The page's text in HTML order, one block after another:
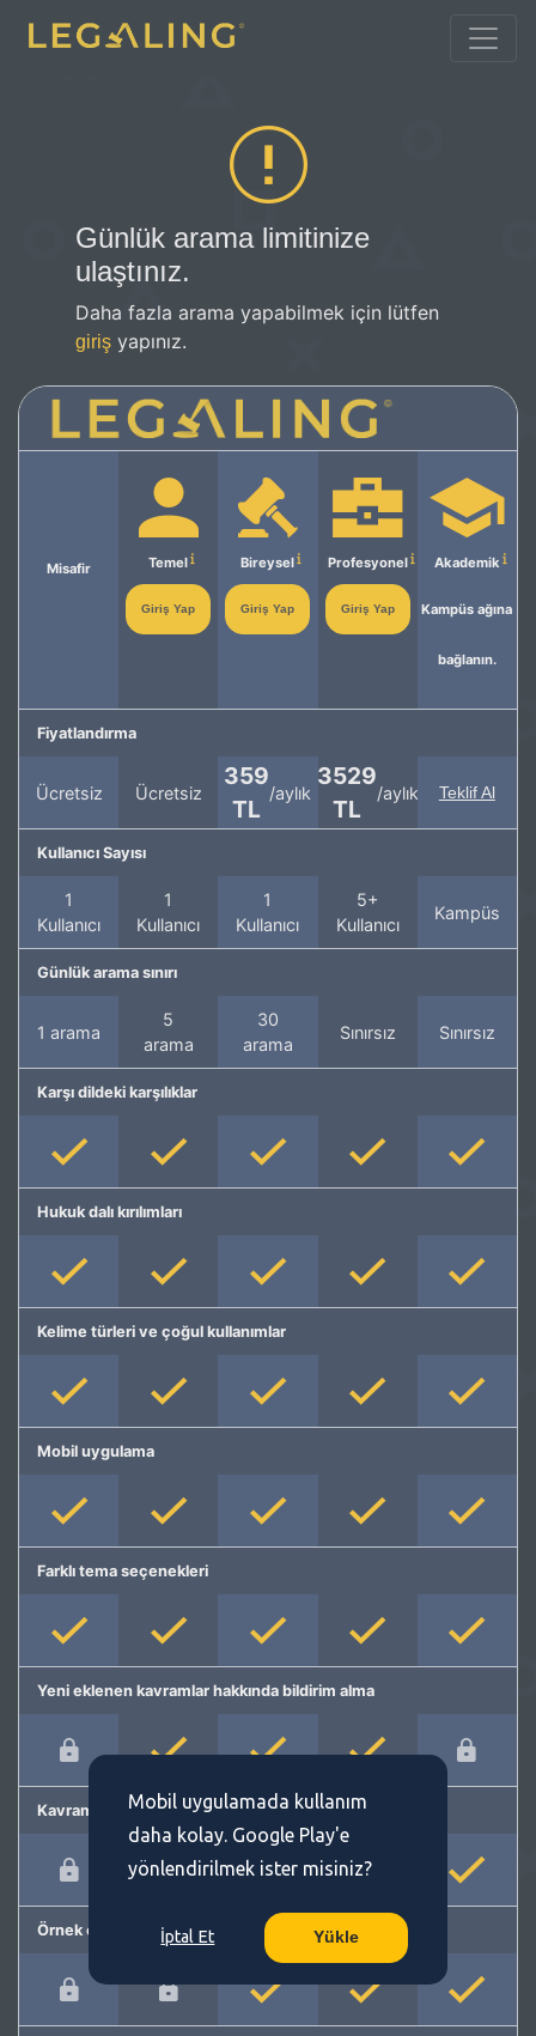
Günlük arama limitinize
ulaştınız.
Daha fazla arama yapabilmek için lütfen
giriş yapınız.
Misafir Temel
Giriş Yap
Bireysel
Giriş Yap
Profesyonel
Giriş Yap
Akademik
Kampüs ağına
bağlanın.
Fiyatlandırma
Ücretsiz Ücretsiz
359
TL
/aylık
3529
TL
/aylık Teklif Al
Kullanıcı Sayısı
1
Kullanıcı
1
Kullanıcı
1
Kullanıcı
5+
Kullanıcı
Kampüs
Günlük arama sınırı
1 arama
5
arama
30
arama
Sınırsız Sınırsız
Karşı dildeki karşılıklar
Hukuk dalı kırılımları
Kelime türleri ve çoğul kullanımlar
Mobil uygulama
Farklı tema seçenekleri
Yeni eklenen kavramlar hakkında bildirim alma
Kavram önerme
Örnek cümleler
Mobil uygulamada kullanım
daha kolay. Google Play'e
yönlendirilmek ister misiniz?
İptal Et Yükle